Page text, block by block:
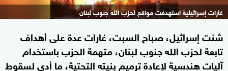
غارات إسرائيلية استهدفت مواقع لحزب الله جنوب لبنان
شنت إسرائيل، صباح السبت، غارات عدة على أهداف
تابعة لحزب الله جنوب لبنان، متهمة الحزب باستخدام
آليات هندسية لإعادة ترميم بنيته التحتية، ما أدى لسقوط